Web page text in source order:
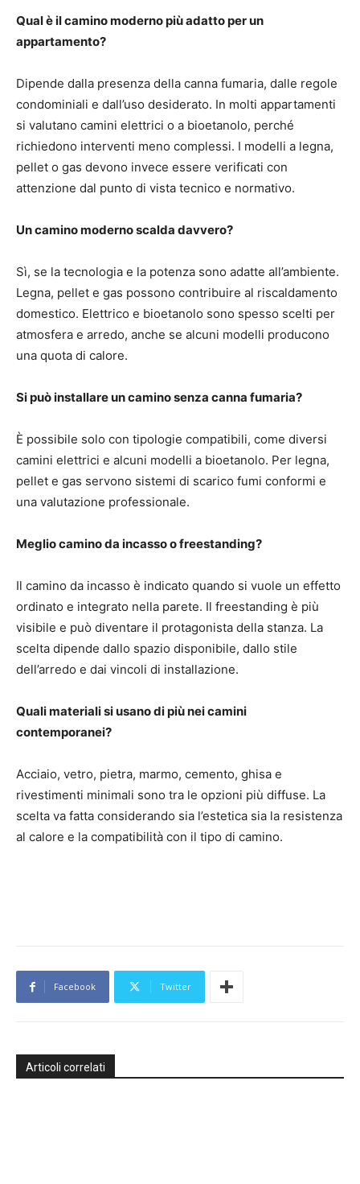
Qual è il camino moderno più adatto per un
appartamento?
Dipende dalla presenza della canna fumaria, dalle regole
condominiali e dall’uso desiderato. In molti appartamenti
si valutano camini elettrici o a bioetanolo, perché
richiedono interventi meno complessi. I modelli a legna,
pellet o gas devono invece essere verificati con
attenzione dal punto di vista tecnico e normativo.
Un camino moderno scalda davvero?
Sì, se la tecnologia e la potenza sono adatte all’ambiente.
Legna, pellet e gas possono contribuire al riscaldamento
domestico. Elettrico e bioetanolo sono spesso scelti per
atmosfera e arredo, anche se alcuni modelli producono
una quota di calore.
Si può installare un camino senza canna fumaria?
È possibile solo con tipologie compatibili, come diversi
camini elettrici e alcuni modelli a bioetanolo. Per legna,
pellet e gas servono sistemi di scarico fumi conformi e
una valutazione professionale.
Meglio camino da incasso o freestanding?
Il camino da incasso è indicato quando si vuole un effetto
ordinato e integrato nella parete. Il freestanding è più
visibile e può diventare il protagonista della stanza. La
scelta dipende dallo spazio disponibile, dallo stile
dell’arredo e dai vincoli di installazione.
Quali materiali si usano di più nei camini
contemporanei?
Acciaio, vetro, pietra, marmo, cemento, ghisa e
rivestimenti minimali sono tra le opzioni più diffuse. La
scelta va fatta considerando sia l’estetica sia la resistenza
al calore e la compatibilità con il tipo di camino.
Facebook Twitter
Articoli correlati